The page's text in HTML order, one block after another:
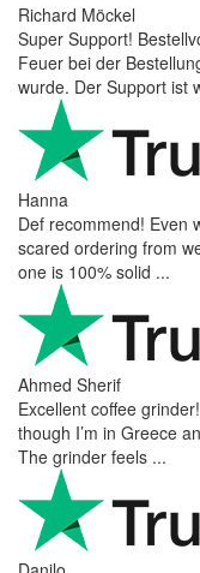
Richard Möckel
Super Support!
Feuer bei der
wurde. Der Support ist
Hanna
Def recommend! Even
scared ordering from
one is 100% solid ...
Ahmed Sherif
Excellent coffee
though I’m in Greece
The grinder feels ...